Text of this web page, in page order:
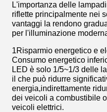
L'importanza delle
riflette principalmente nei
vantaggi la rendono
per l'illuminazione
1Risparmio energetico e
Consumo energetico
LED è solo 1/5~1/3 delle
il che può ridurre
energia,indirettamente
dei veicoli a combustibile
veicoli elettrici.